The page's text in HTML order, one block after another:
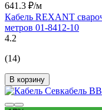
641.3 ₽/м
Кабель REXANT
метров 01-8412-10
4.2
(14)
В корзину